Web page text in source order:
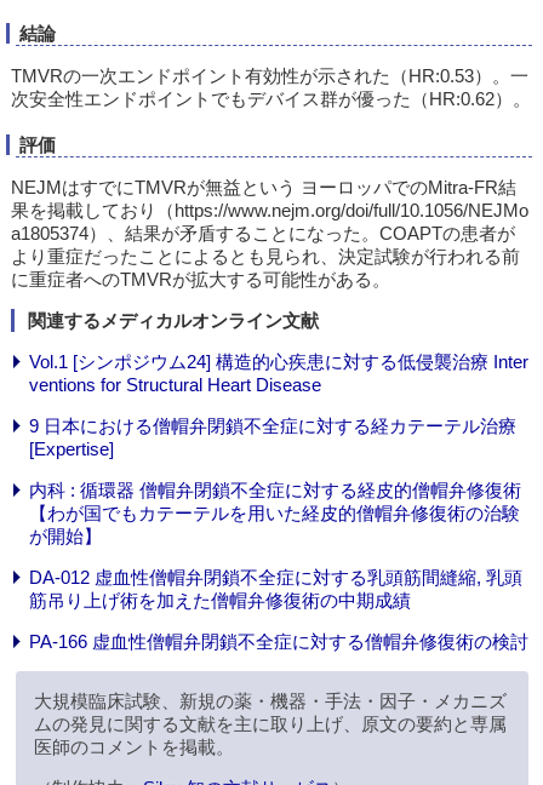
結論
TMVRの一次エンドポイント有効性が示された（HR:0.53）。一
次安全性エンドポイントでもデバイス群が優った（HR:0.62）。
評価
NEJMはすでにTMVRが無益という ヨーロッパでのMitra-FR結
果を掲載しており（https://www.nejm.org/doi/full/10.1056/NEJMo
a1805374）、結果が矛盾することになった。COAPTの患者が
より重症だったことによるとも見られ、決定試験が行われる前
に重症者へのTMVRが拡大する可能性がある。
関連するメディカルオンライン文献
Vol.1 [シンポジウム24] 構造的心疾患に対する低侵襲治療 Inter
ventions for Structural Heart Disease
9 日本における僧帽弁閉鎖不全症に対する経カテーテル治療
[Expertise]
内科 : 循環器 僧帽弁閉鎖不全症に対する経皮的僧帽弁修復術
【わが国でもカテーテルを用いた経皮的僧帽弁修復術の治験
が開始】
DA-012 虚血性僧帽弁閉鎖不全症に対する乳頭筋間縫縮, 乳頭
筋吊り上げ術を加えた僧帽弁修復術の中期成績
PA-166 虚血性僧帽弁閉鎖不全症に対する僧帽弁修復術の検討
大規模臨床試験、新規の薬・機器・手法・因子・メカニズ
ムの発見に関する文献を主に取り上げ、原文の要約と専属
医師のコメントを掲載。